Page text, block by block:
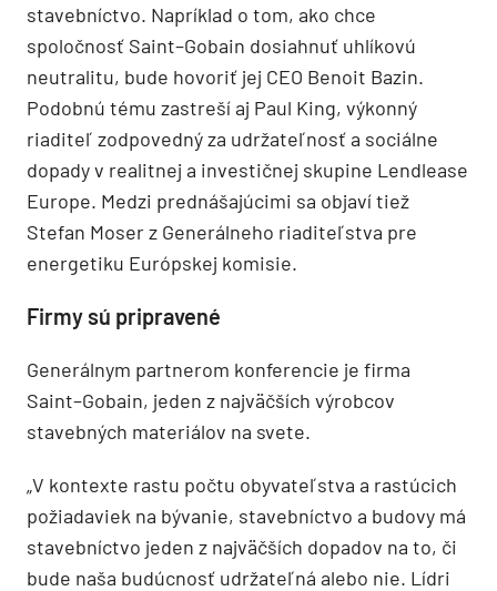
stavebníctvo. Napríklad o tom, ako chce
spoločnosť Saint–Gobain dosiahnuť uhlíkovú
neutralitu, bude hovoriť jej CEO Benoit Bazin.
Podobnú tému zastreší aj Paul King, výkonný
riaditeľ zodpovedný za udržateľnosť a sociálne
dopady v realitnej a investičnej skupine Lendlease
Europe. Medzi prednášajúcimi sa objaví tiež
Stefan Moser z Generálneho riaditeľstva pre
energetiku Európskej komisie.
Firmy sú pripravené
Generálnym partnerom konferencie je firma
Saint–Gobain, jeden z najväčších výrobcov
stavebných materiálov na svete.
„V kontexte rastu počtu obyvateľstva a rastúcich
požiadaviek na bývanie, stavebníctvo a budovy má
stavebníctvo jeden z najväčších dopadov na to, či
bude naša budúcnosť udržateľná alebo nie. Lídri